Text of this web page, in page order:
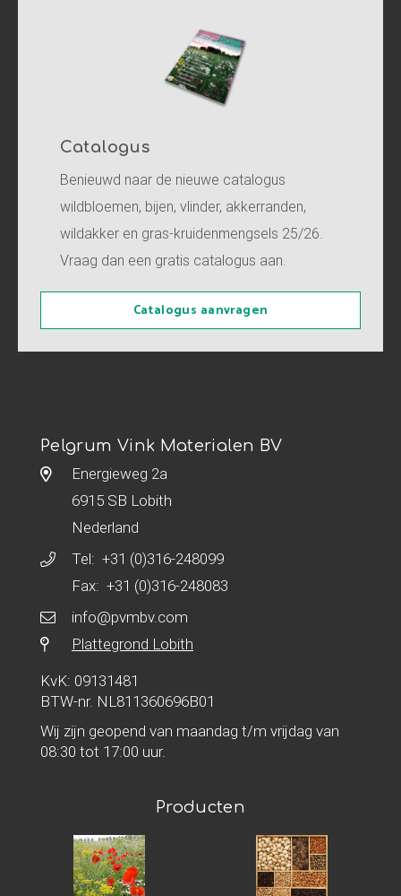
Catalogus
Benieuwd naar de nieuwe catalogus
wildbloemen, bijen, vlinder, akkerranden,
wildakker en gras-kruidenmengsels 25/26.
Vraag dan een gratis catalogus aan.
Catalogus aanvragen
Pelgrum Vink Materialen BV
Energieweg 2a
6915 SB Lobith
Nederland
Tel: +31 (0)316-248099
Fax: +31 (0)316-248083
info@pvmbv.com
Plattegrond Lobith
KvK: 09131481
BTW-nr. NL811360696B01
Wij zijn geopend van maandag t/m vrijdag van
08:30 tot 17:00 uur.
Producten